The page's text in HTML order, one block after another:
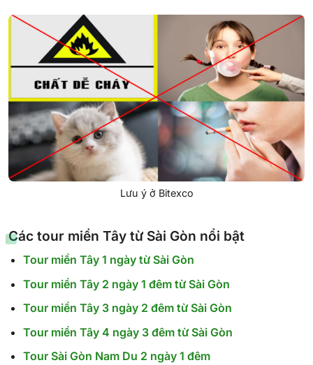
Lưu ý ở Bitexco
Các tour miền Tây từ Sài Gòn nổi bật
Tour miền Tây 1 ngày từ Sài Gòn
Tour miền Tây 2 ngày 1 đêm từ Sài Gòn
Tour miền Tây 3 ngày 2 đêm từ Sài Gòn
Tour miền Tây 4 ngày 3 đêm từ Sài Gòn
Tour Sài Gòn Nam Du 2 ngày 1 đêm